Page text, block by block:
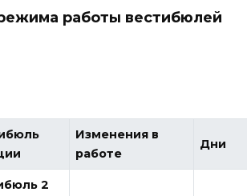
работы вестибюлей
Изменения в
работе
Дни
2